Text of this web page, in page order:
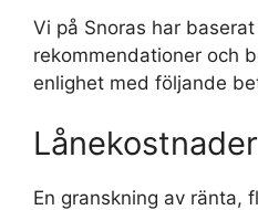
Vi på Snoras har
rekommendationer och
enlighet med följande
Lånekostnader
En granskning av ränta,